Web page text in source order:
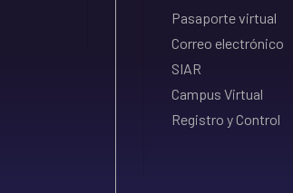
Pasaporte virtual
Correo electrónico
SIAR
Campus Virtual
Registro y Control